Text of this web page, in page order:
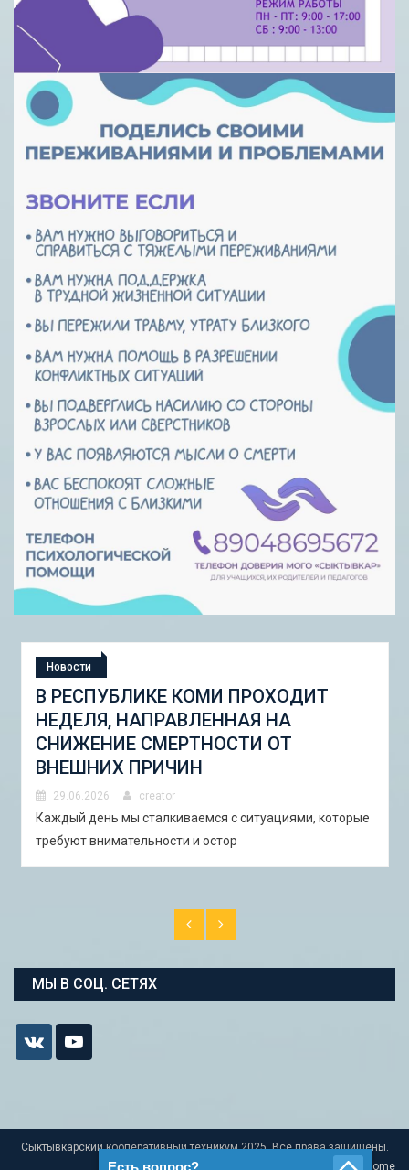
Новости
СТУДЕНЧЕСКАЯ ЭКСПЕДИЦИЯ
«ШКОЛА ГОРОДСКИХ ИЗМЕНЕНИЙ:
ГОРОДСКОЙ НАБОР ИНСТРУМЕНТОВ
И ПИЛОТНЫЕ ПРОЕКТЫ ДЛЯ
АСТРАХАНИ»
29.06.2026 creator
В Астрахани с 5 по 13 сентября 2026 года пройдёт
студенческая экспедиция «Школа горо�
МЫ В СОЦ. СЕТЯХ
Сыктывкарский кооперативный техникум 2025. Все права защищены.
Home
Есть вопрос?